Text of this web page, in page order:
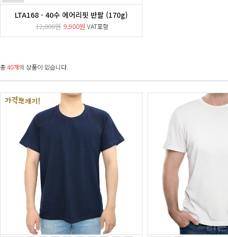
LTA168 - 40수 에어리핏 반팔 (170g)
12,000원 9,900원 VAT포함
총40개의 상품이 있습니다.